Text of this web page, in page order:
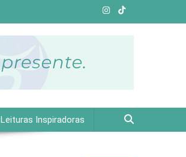
Leituras Inspiradoras